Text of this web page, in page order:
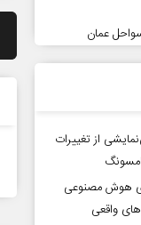
عمان
پیش‌نمایشی از تغییرات
هوش مصنوعی